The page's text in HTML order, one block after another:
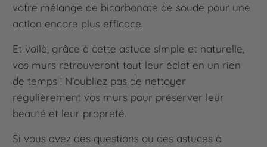
votre mélange de bicarbonate de soude pour une
action encore plus efficace.
Et voilà, grâce à cette astuce simple et naturelle,
vos murs retrouveront tout leur éclat en un rien
de temps ! N'oubliez pas de nettoyer
régulièrement vos murs pour préserver leur
beauté et leur propreté.
Si vous avez des questions ou des astuces à